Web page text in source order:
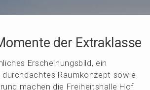
der Extraklasse
Erschei­nungs­bild, ein
durch­dach­tes Raumkon­zept sowie
machen die Freiheits­hal­le Hof